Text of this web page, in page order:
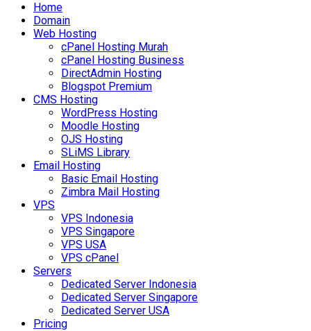
Home
Domain
Web Hosting
cPanel Hosting Murah
cPanel Hosting Business
DirectAdmin Hosting
Blogspot Premium
CMS Hosting
WordPress Hosting
Moodle Hosting
OJS Hosting
SLiMS Library
Email Hosting
Basic Email Hosting
Zimbra Mail Hosting
VPS
VPS Indonesia
VPS Singapore
VPS USA
VPS cPanel
Servers
Dedicated Server Indonesia
Dedicated Server Singapore
Dedicated Server USA
Pricing